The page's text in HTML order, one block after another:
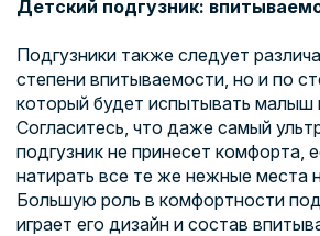
Детский подгузник:
Подгузники также следует
степени впитываемости, но и по
который будет испытывать малыш
Согласитесь, что даже самый
подгузник не принесет комфорта,
натирать все те же нежные места
Большую роль в комфортности
играет его дизайн и состав